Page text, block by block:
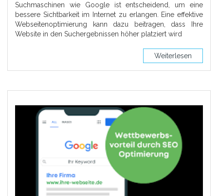
Suchmaschinen wie Google ist entscheidend, um eine
bessere Sichtbarkeit im Internet zu erlangen. Eine effektive
Webseitenoptimierung kann dazu beitragen, dass Ihre
Website in den Suchergebnissen höher platziert wird
Weiterlesen